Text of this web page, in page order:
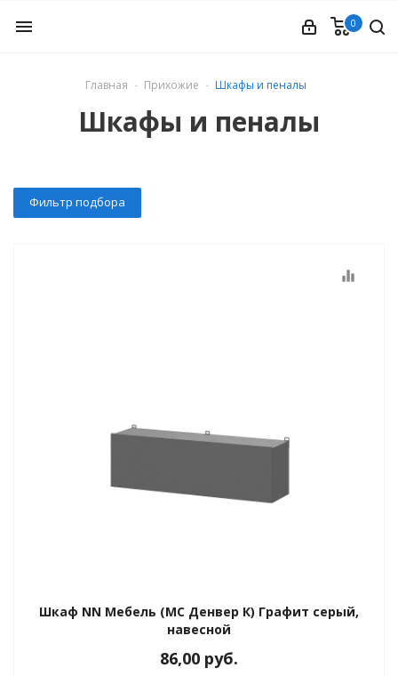
menu 0
Главная Прихожие Шкафы и пеналы
Шкафы и пеналы
Фильтр подбора
equalizer
Шкаф NN Мебель (МС Денвер К) Графит серый,
навесной
86,00 руб.